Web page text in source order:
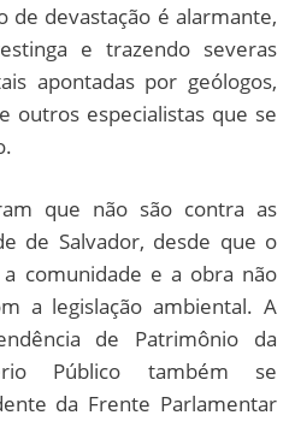
de devastação é alarmante,
e trazendo severas
apontadas por geólogos,
outros especialistas que se
que não são contra as
de Salvador, desde que o
comunidade e a obra não
a legislação ambiental. A
de Patrimônio da
Público também se
da Frente Parlamentar